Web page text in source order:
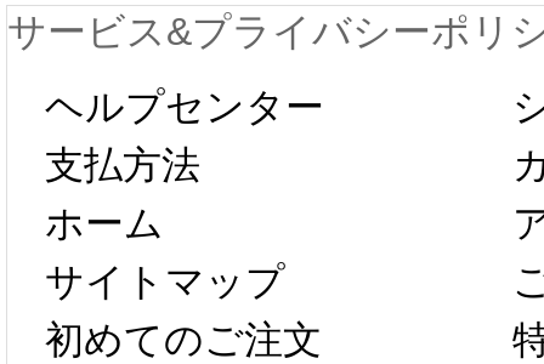
します。 2月5日
以後のご注文
は、2月25日か
らコスプレ制
プレ
新春
字半
第二
サービス&プライバシーポリ
ヘルプセンター
支払方法
ホーム
サイトマップ
初めてのご注文